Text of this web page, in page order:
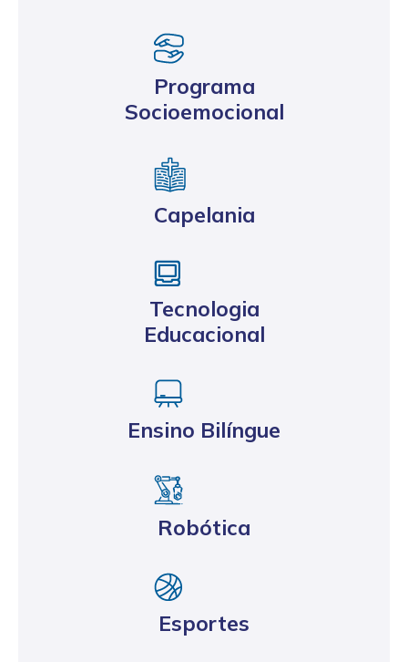
Programa
Socioemocional
Capelania
Tecnologia
Educacional
Ensino Bilíngue
Robótica
Esportes